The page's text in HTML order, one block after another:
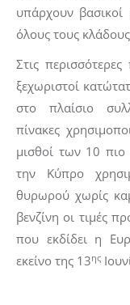
υπάρχουν βασικοί
όλους τους
Στις
ξεχωριστοί
στο πλαίσιο
πίνακες
μισθοί των 10
την Κύπρο
θυρωρού χωρίς
βενζίνη οι τιμές
που εκδίδει η
εκείνο της 13ης